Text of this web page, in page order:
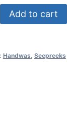
Add to cart
Handwas Seepreeks